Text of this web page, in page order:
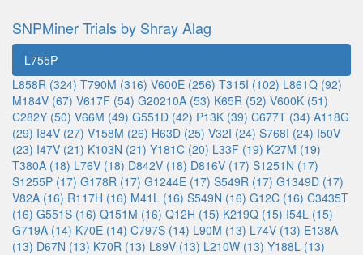
SNPMiner Trials by Shray Alag
L755P
L858R (324) T790M (316) V600E (256) T315I (102) L861Q (92)
M184V (67) V617F (54) G20210A (53) K65R (52) V600K (51)
C282Y (50) V66M (49) G551D (42) P13K (39) C677T (34) A118G
(29) I84V (27) V158M (26) H63D (25) V32I (24) S768I (24) I50V
(23) I47V (21) K103N (21) Y181C (20) L33F (19) K27M (19)
T380A (18) L76V (18) D842V (18) D816V (17) S1251N (17)
S1255P (17) G178R (17) G1244E (17) S549R (17) G1349D (17)
V82A (16) R117H (16) M41L (16) S549N (16) G12C (16) C3435T
(16) G551S (16) Q151M (16) Q12H (15) K219Q (15) I54L (15)
G719A (14) K70E (14) C797S (14) L90M (13) L74V (13) E138A
(13) D67N (13) K70R (13) L89V (13) L210W (13) Y188L (13)